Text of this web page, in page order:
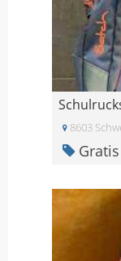
8603
Gratis